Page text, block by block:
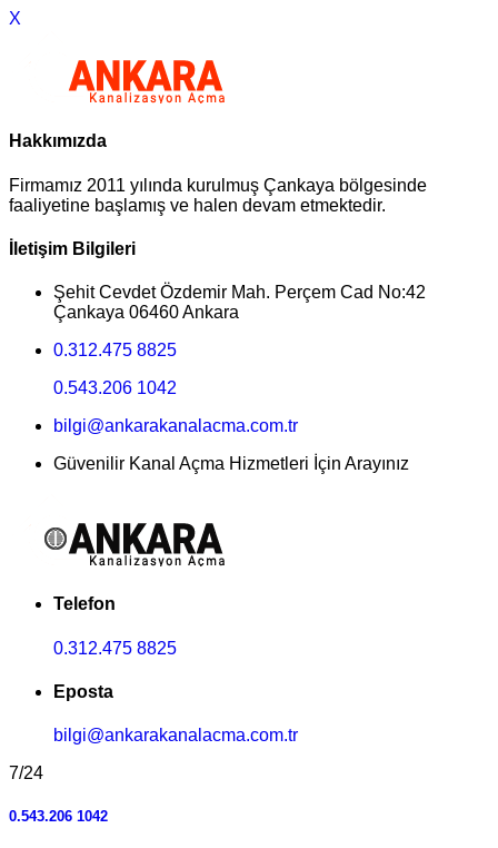
X
Hakkımızda
Firmamız 2011 yılında kurulmuş Çankaya bölgesinde
faaliyetine başlamış ve halen devam etmektedir.
İletişim Bilgileri
Şehit Cevdet Özdemir Mah. Perçem Cad No:42
Çankaya 06460 Ankara
0.312.475 8825
0.543.206 1042
bilgi@ankarakanalacma.com.tr
Güvenilir Kanal Açma Hizmetleri İçin Arayınız
Telefon
0.312.475 8825
Eposta
bilgi@ankarakanalacma.com.tr
7/24
0.543.206 1042